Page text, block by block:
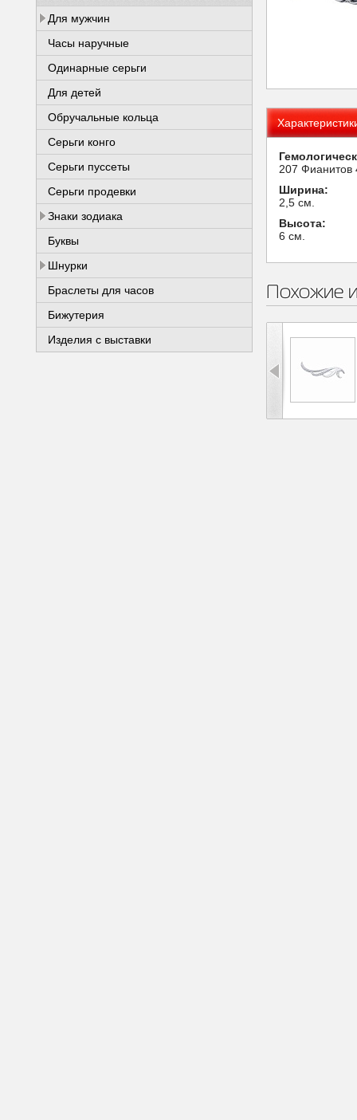
Для мужчин
Часы наручные
Одинарные серьги
Для детей
Обручальные кольца
Серьги конго
Серьги пуссеты
Серьги продевки
Знаки зодиака
Буквы
Шнурки
Браслеты для часов
Бижутерия
Изделия с выставки
207 Фианитов
Ширина:
2,5 см.
Высота:
6 см.
Похожие